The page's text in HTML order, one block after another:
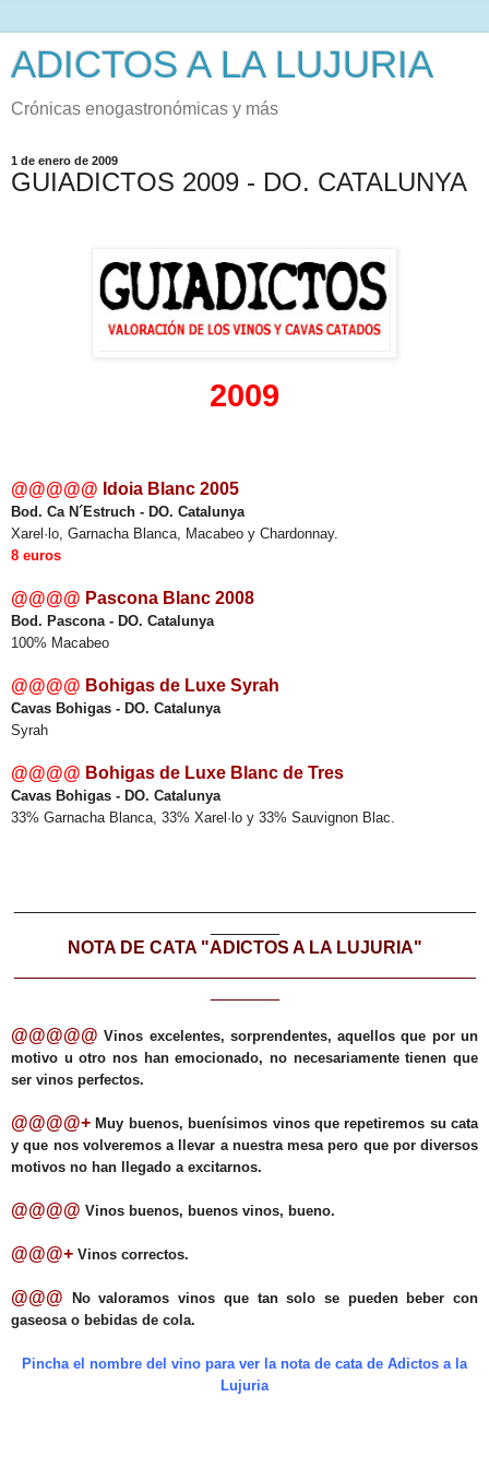
ADICTOS A LA LUJURIA
Crónicas enogastronómicas y más
1 de enero de 2009
GUIADICTOS 2009 - DO. CATALUNYA
2009
@@@@@ Idoia Blanc 2005
Bod. Ca N´Estruch - DO. Catalunya
Xarel·lo, Garnacha Blanca, Macabeo y Chardonnay.
8 euros
@@@@ Pascona Blanc 2008
Bod. Pascona - DO. Catalunya
100% Macabeo
@@@@ Bohigas de Luxe Syrah
Cavas Bohigas - DO. Catalunya
Syrah
@@@@ Bohigas de Luxe Blanc de Tres
Cavas Bohigas - DO. Catalunya
33% Garnacha Blanca, 33% Xarel·lo y 33% Sauvignon Blac.
NOTA DE CATA "ADICTOS A LA LUJURIA"
@@@@@ Vinos excelentes, sorprendentes, aquellos que por un
motivo u otro nos han emocionado, no necesariamente tienen que
ser vinos perfectos.
@@@@+ Muy buenos, buenísimos vinos que repetiremos su cata
y que nos volveremos a llevar a nuestra mesa pero que por diversos
motivos no han llegado a excitarnos.
@@@@ Vinos buenos, buenos vinos, bueno.
@@@+ Vinos correctos.
@@@ No valoramos vinos que tan solo se pueden beber con
gaseosa o bebidas de cola.
Pincha el nombre del vino para ver la nota de cata de Adictos a la
Lujuria